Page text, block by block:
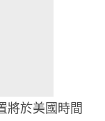
將於美國時間